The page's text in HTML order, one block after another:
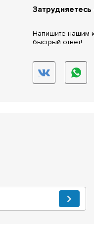
Напишите нашим
быстрый ответ!